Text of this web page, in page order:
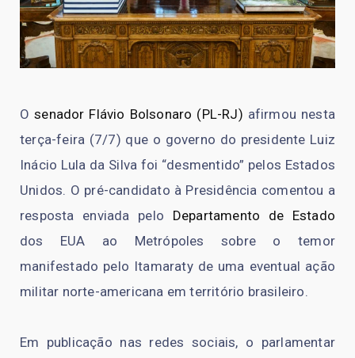
Osenador Flávio Bolsonaro (PL-RJ) afirmou nesta
terça-feira (7/7) que o governo do presidente Luiz
Inácio Lula da Silva foi “desmentido” pelos Estados
Unidos. O pré-candidato à Presidência comentou a
resposta enviada pelo Departamento de Estado
dos EUA ao Metrópoles sobre o temor
manifestado pelo Itamaraty de uma eventual ação
militar norte-americana em território brasileiro.
Em publicação nas redes sociais, o parlamentar